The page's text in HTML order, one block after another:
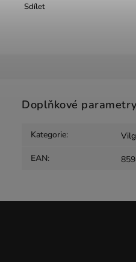
Sdílet
Doplňkové parametry
Kategorie:
EAN: